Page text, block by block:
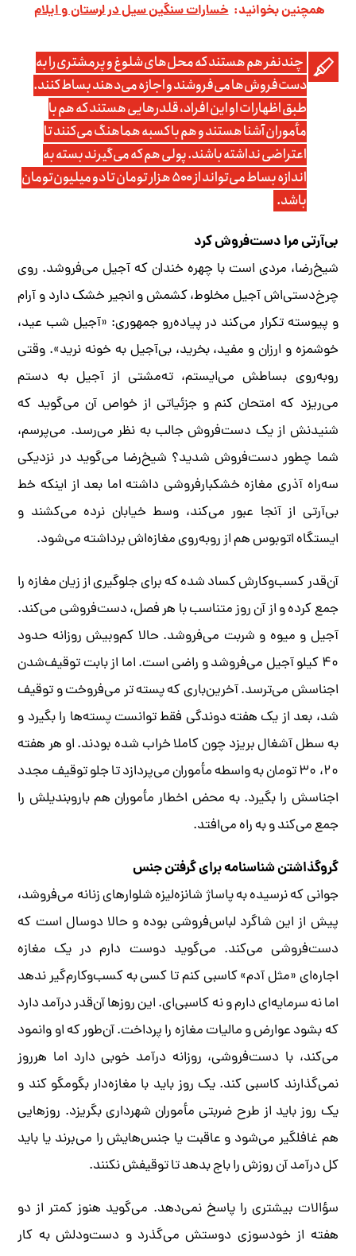
همچنین بخوانید: خسارات سنگین سیل در لرستان و ایلام
چندنفر هم هستند که محل‌های شلوغ و پرمشتری را به
دست‌فروش‌ها می‌فروشند و اجازه می‌دهند بساط کنند.
طبق اظهارات او این افراد، قلدرهایی هستند که هم با
مأموران آشنا هستند و هم با کسبه هماهنگ می‌کنند تا
اعتراضی نداشته باشند. پولی هم که می‌گیرند بسته به
اندازه بساط می‌تواند از ۵۰۰ ‌هزار تومان تا دو میلیون‌تومان
باشد.
بی‌آر‌تی مرا دست‌فروش کرد
شیخ‌رضا، مردی است با چهره خندان که آجیل می‌فروشد. روی
چرخ‌دستی‌اش آجیل مخلوط، کشمش و انجیر خشک دارد و آرام
و پیوسته تکرار می‌کند در پیاده‌رو جمهوری: «آجیل شب عید،
خوشمزه و ارزان و مفید، بخرید، بی‌آجیل به خونه نرید». وقتی
روبه‌روی بساطش می‌ایستم، ته‌مشتی از آجیل به دستم
می‌ریزد که امتحان کنم و جزئیاتی از خواص آن می‌گوید که
شنیدنش از یک دست‌فروش جالب به نظر می‌رسد. می‌پرسم،
شما چطور دست‌فروش شدید؟ شیخ‌رضا می‌گوید در نزدیکی
سه‌راه ‌آذری مغازه خشکبارفروشی داشته اما بعد از اینکه خط
بی‌آر‌تی از آنجا عبور می‌کند، وسط خیابان نرده می‌کشند و
ایستگاه اتوبوس هم از روبه‌روی مغازه‌اش برداشته می‌شود.
آن‌قدر کسب‌وکارش کساد شده که برای جلوگیری از زیان مغازه را
جمع کرده و از آن روز متناسب با هر فصل، دست‌فروشی می‌کند.
آجیل و میوه و شربت می‌فروشد. حالا کم‌وبیش روزانه حدود
۴۰ کیلو آجیل می‌فروشد و راضی است. اما از بابت توقیف‌شدن
اجناسش می‌ترسد. آخرین‌باری که پسته‌ تر می‌فروخت و توقیف
شد، بعد از یک هفته دوندگی فقط توانست پسته‌ها را بگیرد و
به سطل آشغال بریزد چون کاملا خراب شده بودند. او هر هفته
۲۰، ۳۰ تومان به‌ واسطه‌ مأموران می‌پردازد تا جلو توقیف مجدد
اجناسش را بگیرد. به محض اخطار مأموران هم باروبندیلش را
جمع می‌کند و به راه می‌افتد.
گروگذاشتن شناسنامه برای گرفتن جنس
جوانی که نرسیده به پاساژ شانزه‌لیزه شلوارهای زنانه می‌فروشد،
پیش از این شاگرد لباس‌فروشی بوده و حالا ‌دوسال است که
دست‌فروشی می‌کند. می‌گوید دوست دارم در یک مغازه
اجاره‌ای «مثل آدم» کاسبی کنم تا کسی به کسب‌وکارم‌گیر ندهد
اما نه سرمایه‌ای دارم و نه کاسبی‌ای. این روزها آن‌قدر درآمد دارد
که بشود عوارض و مالیات مغازه را پرداخت. آن‌طور که او وانمود
می‌کند، با دست‌فروشی، روزانه درآمد خوبی دارد اما هرروز
نمی‌گذارند کاسبی کند. یک روز باید با مغازه‌دار بگومگو کند و
یک روز باید از طرح ضربتی مأموران شهرداری بگریزد. روزهایی
هم غافلگیر می‌شود و عاقبت یا جنس‌هایش را می‌برند یا باید
کل درآمد آن روزش را باج بدهد تا توقیفش نکنند.
سؤالات بیشتری را پاسخ نمی‌دهد. می‌گوید هنوز کمتر از دو
هفته از خودسوزی دوستش می‌گذرد و دست‌ودلش به کار